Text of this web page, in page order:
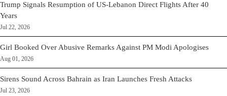
Trump Signals Resumption of US-Lebanon Direct Flights After 40
Years
Jul 22, 2026
Girl Booked Over Abusive Remarks Against PM Modi Apologises
Aug 01, 2026
Sirens Sound Across Bahrain as Iran Launches Fresh Attacks
Jul 23, 2026